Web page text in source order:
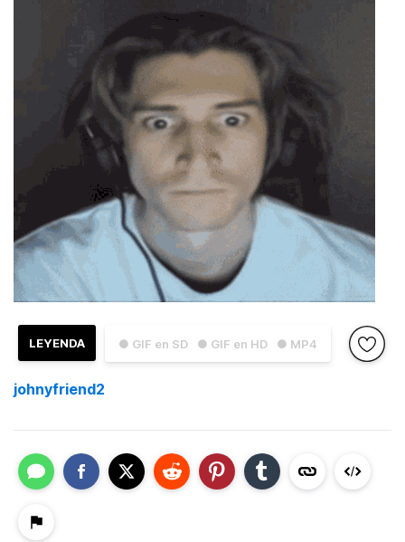
● GIF en SD ● GIF en HD ● MP4
LEYENDA
johnyfriend2